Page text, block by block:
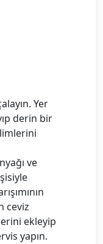
Yer
derin bir
ve
ceviz
ekleyip
yapın.